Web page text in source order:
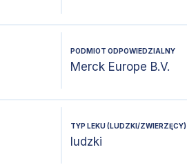
PODMIOT ODPOWIEDZIALNY
Merck Europe B.V.
TYP LEKU (LUDZKI/ZWIERZĘCY)
ludzki